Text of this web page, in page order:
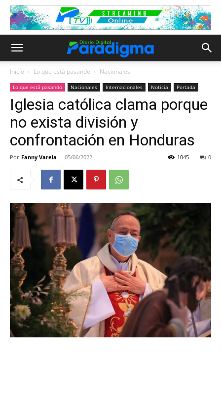
Inicio Lo que está pasando Nacionales
Lo que está pasando Nacionales Internacionales Noticia Portada
Iglesia católica clama porque
no exista división y
confrontación en Honduras
Por Fanny Varela - 05/06/2022 0
1045